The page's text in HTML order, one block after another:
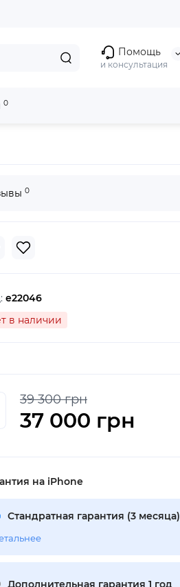
Помощь
и консультация
0
0
e22046
в наличии
39 300 грн
37 000 грн
на iPhone
Стандратная гарантия (3 месяца)
Дополнительная гарантия 1 год